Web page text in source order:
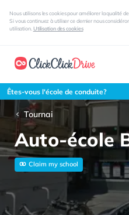
Nous utilisons les cookies pour améliorer la qualité
Si vous continuez à utiliser ce dernier nous
utilisation. Utilisation des cookies
Êtes-vous l'école de conduite?
Tournai
Auto-école
Claim my school